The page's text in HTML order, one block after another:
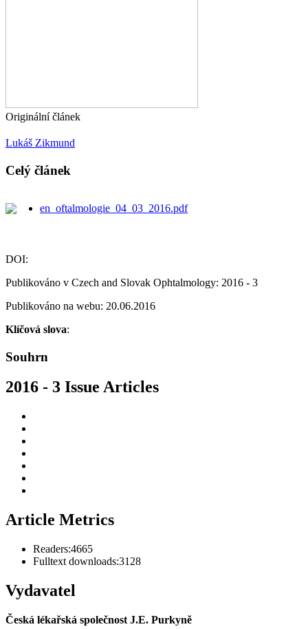
Originální článek
Lukáš Zikmund
Celý článek
en_oftalmologie_04_03_2016.pdf
DOI:
Publikováno v Czech and Slovak Ophtalmology: 2016 - 3
Publikováno na webu: 20.06.2016
Klíčová slova:
Souhrn
2016 - 3 Issue Articles
Article Metrics
Readers:4665
Fulltext downloads:3128
Vydavatel
Česká lékařská společnost J.E. Purkyně